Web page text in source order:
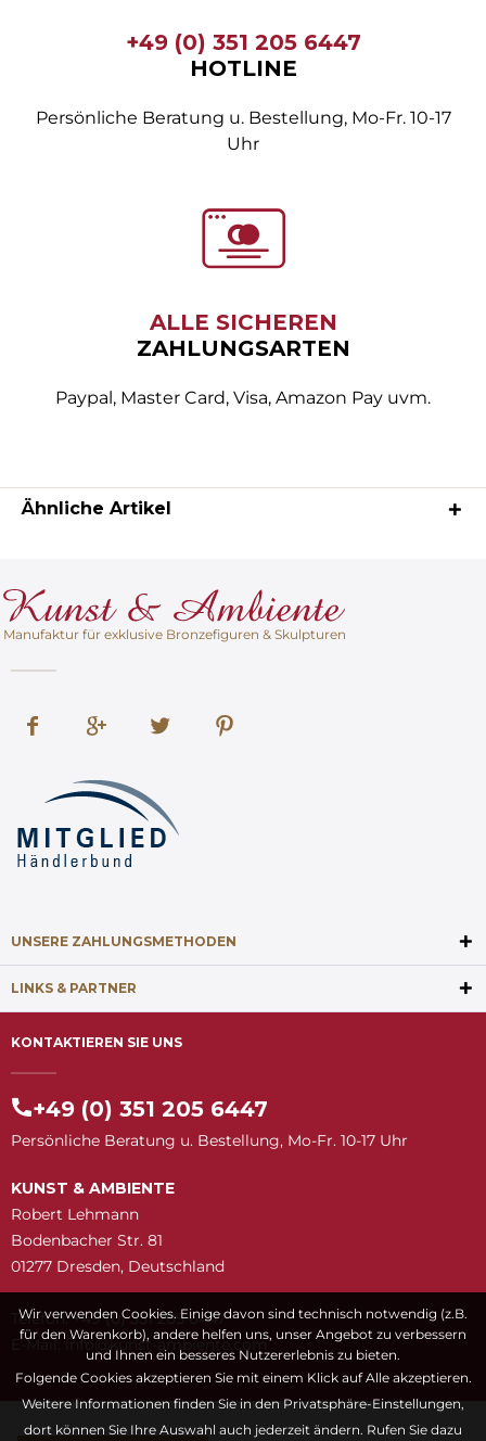
+49 (0) 351 205 6447
HOTLINE
Persönliche Beratung u. Bestellung, Mo-Fr. 10-17
Uhr
ALLE SICHEREN
ZAHLUNGSARTEN
Paypal, Master Card, Visa, Amazon Pay uvm.
Ähnliche Artikel
Manufaktur für exklusive Bronzefiguren & Skulpturen
UNSERE ZAHLUNGSMETHODEN
LINKS & PARTNER
KONTAKTIEREN SIE UNS
+49 (0) 351 205 6447
Persönliche Beratung u. Bestellung, Mo-Fr. 10-17 Uhr
KUNST & AMBIENTE
Robert Lehmann
Bodenbacher Str. 81
01277 Dresden, Deutschland
Telefon: +49 (0) 351 205 6447
E-Mail:
moc.etneibma-t
snuk@ofni
Wir verwenden Cookies. Einige davon sind technisch notwendig (z.B.
für den Warenkorb), andere helfen uns, unser Angebot zu verbessern
und Ihnen ein besseres Nutzererlebnis zu bieten.
Folgende Cookies akzeptieren Sie mit einem Klick auf Alle akzeptieren.
Weitere Informationen finden Sie in den Privatsphäre-Einstellungen,
dort können Sie Ihre Auswahl auch jederzeit ändern. Rufen Sie dazu